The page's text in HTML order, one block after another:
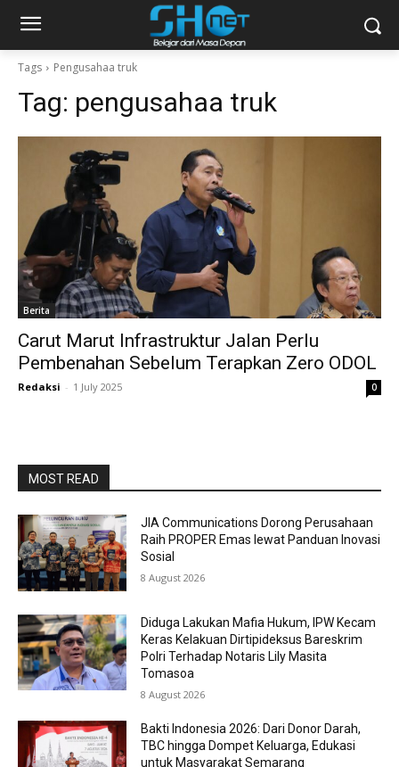
Tags Pengusahaa truk
Tag: pengusahaa truk
Berita
Carut Marut Infrastruktur Jalan Perlu
Pembenahan Sebelum Terapkan Zero ODOL
Redaksi - 1 July 2025 0
MOST READ
JIA Communications Dorong Perusahaan
Raih PROPER Emas lewat Panduan Inovasi
Sosial
8 August 2026
Diduga Lakukan Mafia Hukum, IPW Kecam
Keras Kelakuan Dirtipideksus Bareskrim
Polri Terhadap Notaris Lily Masita
Tomasoa
8 August 2026
Bakti Indonesia 2026: Dari Donor Darah,
TBC hingga Dompet Keluarga, Edukasi
untuk Masyarakat Semarang